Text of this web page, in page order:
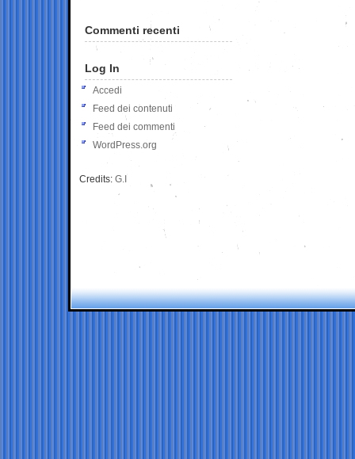
Commenti recenti
Log In
Accedi
Feed dei contenuti
Feed dei commenti
WordPress.org
Credits: G.I